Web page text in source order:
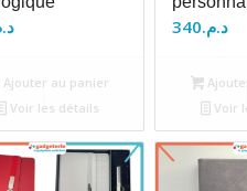
Ajouter au panier
Voir les détails
د.م.340
Voir